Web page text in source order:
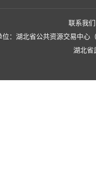
联系我们
位：湖北省公共资源交易中心
湖北省